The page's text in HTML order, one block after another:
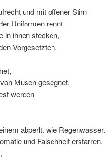
und mit offener Stirn
Uniformen rennt,
in ihnen stecken,
Vorgesetzten.
Musen gesegnet,
werden
abperlt, wie Regenwasser,
und Falschheit erstarren.